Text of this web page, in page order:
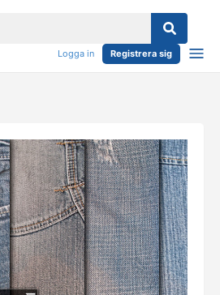
Logga in Registrera sig